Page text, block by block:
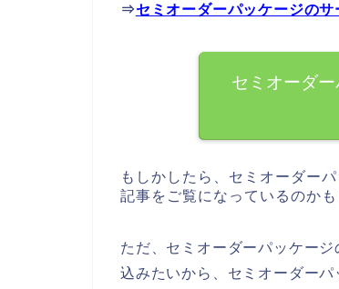
⇒セミオーダーパッケージの
セミオーダ
もしかしたら、セミオーダー
記事をご覧になっているのかも
ただ、セミオーダーパッケー
込みたいから、セミオーダー